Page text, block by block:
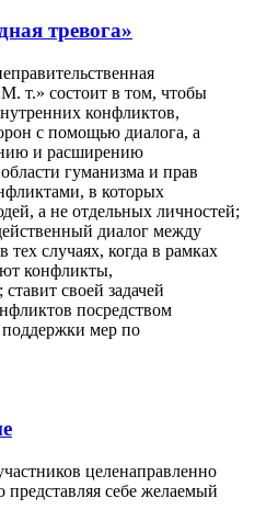
тревога»
т.» состоит в том, чтобы
конфликтов,
с помощью диалога, а
и расширению
гуманизма и прав
в которых
а не отдельных личностей;
диалог между
случаях, когда в рамках
конфликты,
своей задачей
посредством
мер по
целенаправленно
представляя себе желаемый